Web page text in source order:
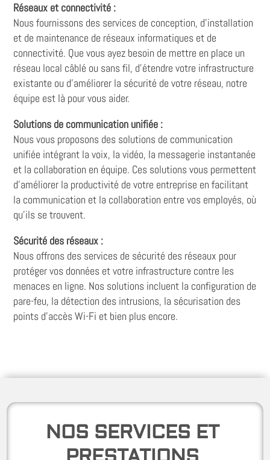
Réseaux et connectivité :
Nous fournissons des services de conception, d'installation
et de maintenance de réseaux informatiques et de
connectivité. Que vous ayez besoin de mettre en place un
réseau local câblé ou sans fil, d'étendre votre infrastructure
existante ou d'améliorer la sécurité de votre réseau, notre
équipe est là pour vous aider.
Solutions de communication unifiée :
Nous vous proposons des solutions de communication
unifiée intégrant la voix, la vidéo, la messagerie instantanée
et la collaboration en équipe. Ces solutions vous permettent
d'améliorer la productivité de votre entreprise en facilitant
la communication et la collaboration entre vos employés, où
qu'ils se trouvent.
Sécurité des réseaux :
Nous offrons des services de sécurité des réseaux pour
protéger vos données et votre infrastructure contre les
menaces en ligne. Nos solutions incluent la configuration de
pare-feu, la détection des intrusions, la sécurisation des
points d'accès Wi-Fi et bien plus encore.
NOS SERVICES ET